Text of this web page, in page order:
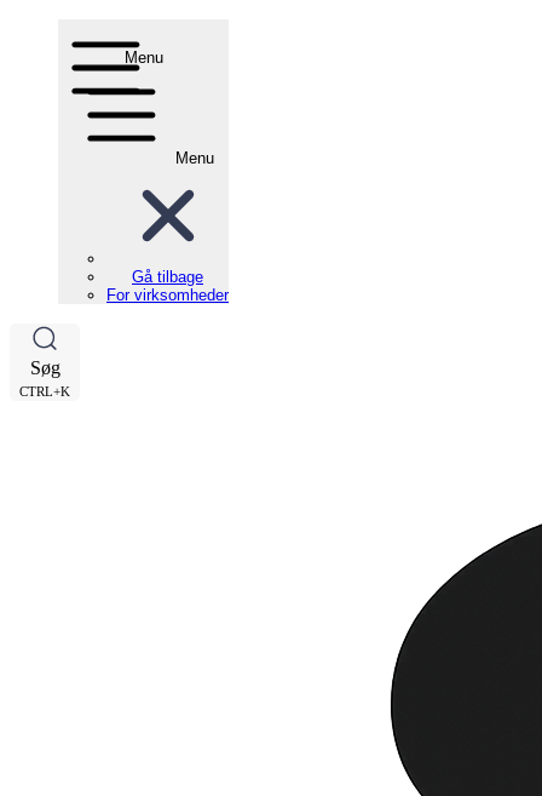
Menu
Menu
Gå tilbage
For virksomheder
Søg
CTRL+K